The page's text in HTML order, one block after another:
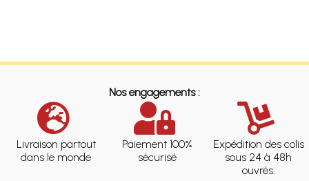
Nos engagements :
Livraison partout
dans le monde
Paiement 100%
sécurisé
Expédition des colis
sous 24 à 48h
ouvrés.